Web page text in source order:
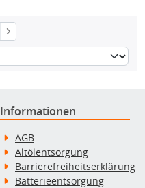
Informationen
AGB
Altölentsorgung
Barrierefreiheitserklärung
Batterieentsorgung